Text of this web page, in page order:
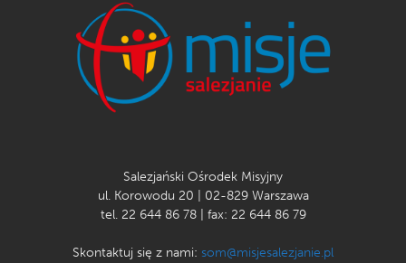
Salezjański Ośrodek Misyjny
ul. Korowodu 20 | 02-829 Warszawa
tel. 22 644 86 78 | fax: 22 644 86 79
Skontaktuj się z nami: som@misjesalezjanie.pl